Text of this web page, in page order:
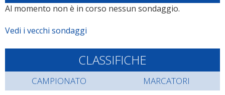
Al momento non è in corso nessun sondaggio.
Vedi i vecchi sondaggi
CLASSIFICHE
CAMPIONATO MARCATORI